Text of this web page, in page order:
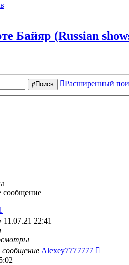
Байяр (Russian
Поиск
Расширенный
сообщение
11.07.21 22:41
сообщение Alexey7777777